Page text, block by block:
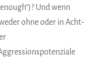
Und wenn
ohne oder in Acht-